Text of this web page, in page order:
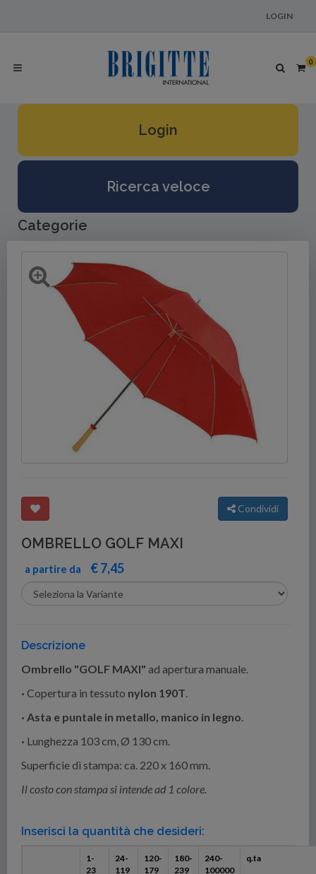
LOGIN
0
Login
Ricerca veloce
Categorie
Condividi
OMBRELLO GOLF MAXI
a partire da € 7,45
Descrizione
Ombrello "GOLF MAXI" ad apertura manuale.
· Copertura in tessuto nylon 190T.
· Asta e puntale in metallo, manico in legno.
· Lunghezza 103 cm, Ø 130 cm.
Superficie di stampa: ca. 220 x 160 mm.
Il costo con stampa si intende ad 1 colore.
Inserisci la quantità che desideri:
1-
23
24-
119
120-
179
180-
239
240-
100000
q.ta